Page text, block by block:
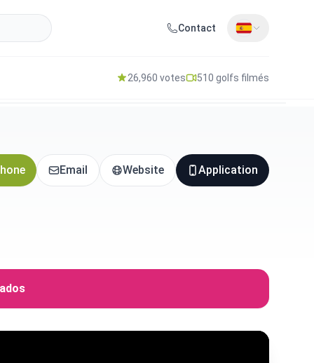
Contact
26,960 votes 510 golfs filmés
Email Website Application